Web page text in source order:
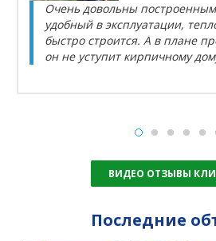
Очень довольны
удобный в эксплуатации,
быстро строится. А в плане
он не уступит кирпичному
ВИДЕО ОТЗЫВЫ
Последние